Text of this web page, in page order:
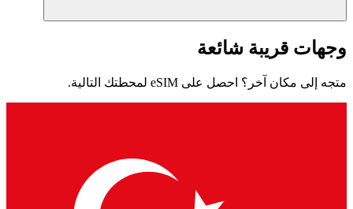
وجهات قريبة شائعة
متجه إلى مكان آخر؟ احصل على eSIM لمحطتك التالية.